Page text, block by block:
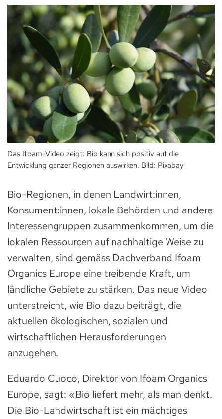
Das Ifoam-Video zeigt: Bio kann sich positiv auf die
Entwicklung ganzer Regionen auswirken. Bild: Pixabay
Bio-Regionen, in denen Landwirt:innen,
Konsument:innen, lokale Behörden und andere
Interessengruppen zusammenkommen, um die
lokalen Ressourcen auf nachhaltige Weise zu
verwalten, sind gemäss Dachverband Ifoam
Organics Europe eine treibende Kraft, um
ländliche Gebiete zu stärken. Das neue Video
unterstreicht, wie Bio dazu beiträgt, die
aktuellen ökologischen, sozialen und
wirtschaftlichen Herausforderungen
anzugehen.
Eduardo Cuoco, Direktor von Ifoam Organics
Europe, sagt: «Bio liefert mehr, als man denkt.
Die Bio-Landwirtschaft ist ein mächtiges